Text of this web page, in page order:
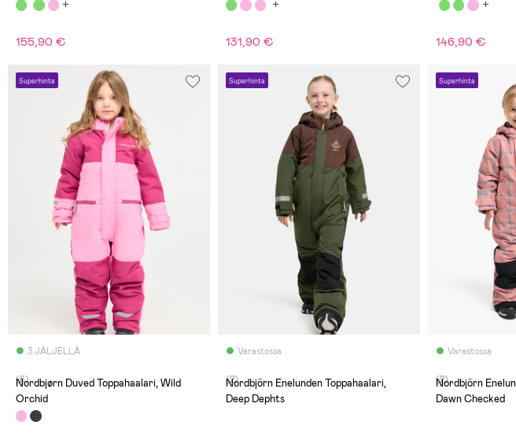
155,90 € 131,90 € 146,90 €
Superhinta
3 JÄLJELLÄ
(6)
Nordbjørn Duved Toppahaalari, Wild
Orchid
Superhinta
Varastossa
(2)
Nordbjörn Enelunden Toppahaalari,
Deep Dephts
Superhinta
Varastossa
(2)
Nordbjörn
Dawn Checked